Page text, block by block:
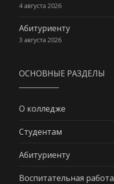
4 августа 2026
Абитуриенту
3 августа 2026
ОСНОВНЫЕ РАЗДЕЛЫ
О колледже
Студентам
Абитуриенту
Воспитательная работа